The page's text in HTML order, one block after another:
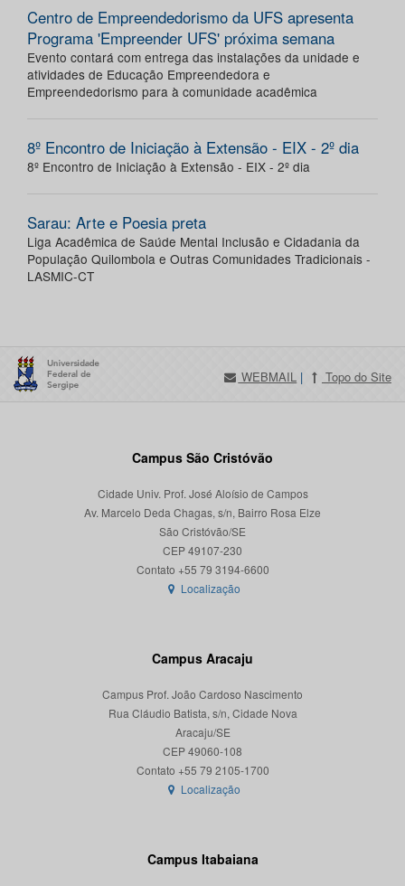
Centro de Empreendedorismo da UFS apresenta
Programa 'Empreender UFS' próxima semana
Evento contará com entrega das instalações da unidade e
atividades de Educação Empreendedora e
Empreendedorismo para à comunidade acadêmica
8º Encontro de Iniciação à Extensão - EIX - 2º dia
8º Encontro de Iniciação à Extensão - EIX - 2º dia
Sarau: Arte e Poesia preta
Liga Acadêmica de Saúde Mental Inclusão e Cidadania da
População Quilombola e Outras Comunidades Tradicionais -
LASMIC-CT
WEBMAIL | Topo do Site
Campus São Cristóvão
Cidade Univ. Prof. José Aloísio de Campos
Av. Marcelo Deda Chagas, s/n, Bairro Rosa Elze
São Cristóvão/SE
CEP 49107-230
Localização
Campus Aracaju
Campus Prof. João Cardoso Nascimento
Rua Cláudio Batista, s/n, Cidade Nova
Aracaju/SE
CEP 49060-108
Localização
Campus Itabaiana